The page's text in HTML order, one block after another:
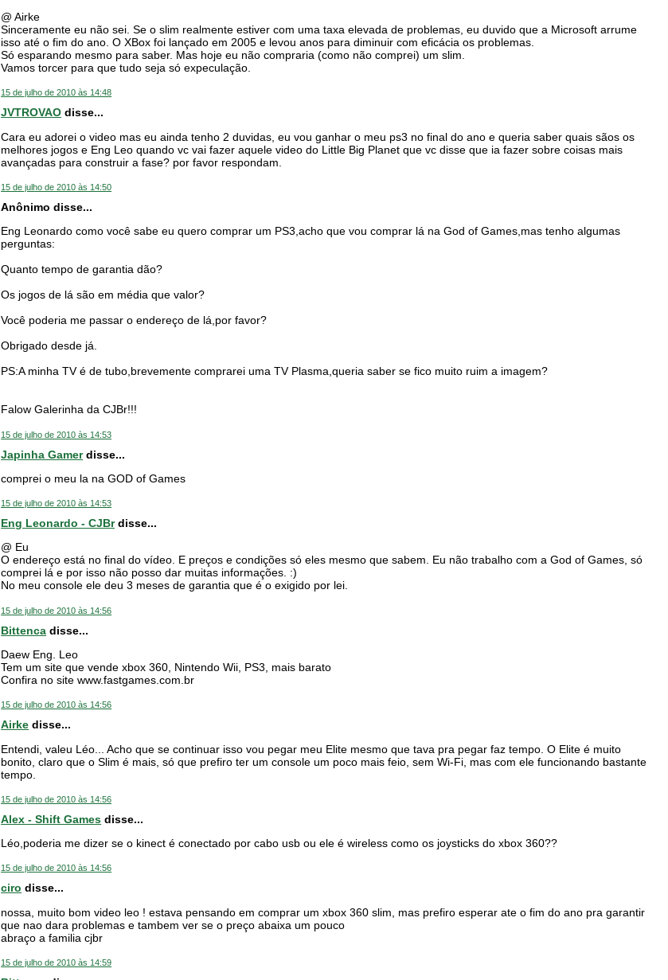
@ Airke
Sinceramente eu não sei. Se o slim realmente estiver com uma taxa elevada de problemas, eu duvido que a Microsoft arrume
isso até o fim do ano. O XBox foi lançado em 2005 e levou anos para diminuir com eficácia os problemas.
Só esparando mesmo para saber. Mas hoje eu não compraria (como não comprei) um slim.
Vamos torcer para que tudo seja só expeculação.
15 de julho de 2010 às 14:48
JVTROVAO disse...
Cara eu adorei o video mas eu ainda tenho 2 duvidas, eu vou ganhar o meu ps3 no final do ano e queria saber quais sãos os
melhores jogos e Eng Leo quando vc vai fazer aquele video do Little Big Planet que vc disse que ia fazer sobre coisas mais
avançadas para construir a fase? por favor respondam.
15 de julho de 2010 às 14:50
Anônimo disse...
Eng Leonardo como você sabe eu quero comprar um PS3,acho que vou comprar lá na God of Games,mas tenho algumas
perguntas:
Quanto tempo de garantia dão?
Os jogos de lá são em média que valor?
Você poderia me passar o endereço de lá,por favor?
Obrigado desde já.
PS:A minha TV é de tubo,brevemente comprarei uma TV Plasma,queria saber se fico muito ruim a imagem?
Falow Galerinha da CJBr!!!
15 de julho de 2010 às 14:53
Japinha Gamerdisse...
comprei o meu la na GOD of Games
15 de julho de 2010 às 14:53
Eng Leonardo - CJBrdisse...
@ Eu
O endereço está no final do vídeo. E preços e condições só eles mesmo que sabem. Eu não trabalho com a God of Games, só
comprei lá e por isso não posso dar muitas informações. :)
No meu console ele deu 3 meses de garantia que é o exigido por lei.
15 de julho de 2010 às 14:56
Bittenca disse...
Daew Eng. Leo
Tem um site que vende xbox 360, Nintendo Wii, PS3, mais barato
Confira no site www.fastgames.com.br
15 de julho de 2010 às 14:56
Airke disse...
Entendi, valeu Léo... Acho que se continuar isso vou pegar meu Elite mesmo que tava pra pegar faz tempo. O Elite é muito
bonito, claro que o Slim é mais, só que prefiro ter um console um poco mais feio, sem Wi-Fi, mas com ele funcionando bastante
tempo.
15 de julho de 2010 às 14:56
Alex - Shift Games disse...
Léo,poderia me dizer se o kinect é conectado por cabo usb ou ele é wireless como os joysticks do xbox 360??
15 de julho de 2010 às 14:56
ciro disse...
nossa, muito bom video leo ! estava pensando em comprar um xbox 360 slim, mas prefiro esperar ate o fim do ano pra garantir
que nao dara problemas e tambem ver se o preço abaixa um pouco
abraço a familia cjbr
15 de julho de 2010 às 14:59